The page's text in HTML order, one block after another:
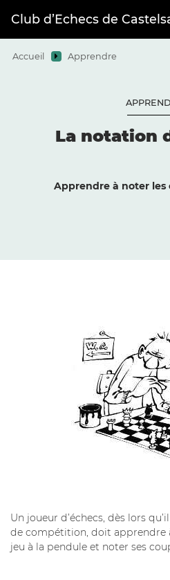
Club d’Echecs de
Accueil Apprendre
La notation
Apprendre à noter les
Un joueur d’échecs, dès lors
de compétition, doit apprendre
jeu à la pendule et noter ses